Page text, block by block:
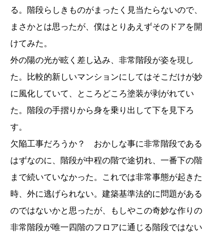
る。階段らしきものがまったく見当たらないので、
まさかとは思ったが、僕はとりあえずそのドアを開
けてみた。
外の陽の光が眩く差し込み、非常階段が姿を現し
た。比較的新しいマンションにしてはそこだけが妙
に風化していて、ところどころ塗装が剥がれてい
た。階段の手摺りから身を乗り出して下を見下ろ
す。
欠陥工事だろうか？ おかしな事に非常階段である
はずなのに、階段が中程の階で途切れ、一番下の階
まで続いていなかった。これでは非常事態が起きた
時、外に逃げられない。建築基準法的に問題がある
のではないかと思ったが、もしやこの奇妙な作りの
非常階段が唯一四階のフロアに通じる階段ではない